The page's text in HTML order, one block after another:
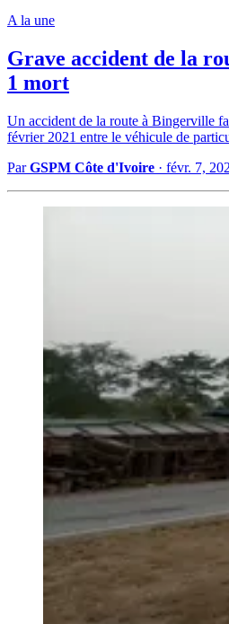
A la une
Grave accident de la
1 mort
Un accident de la route à Bingerville
février 2021 entre le véhicule de
ParGSPM Côte d'Ivoire · févr. 7,